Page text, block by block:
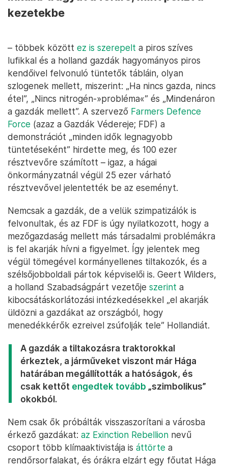
kezetekbe
– többek között ez is szerepelt a piros szíves
lufikkal és a holland gazdák hagyományos piros
kendőivel felvonuló tüntetők tábláin, olyan
szlogenek mellett, miszerint: „Ha nincs gazda, nincs
étel”, „Nincs nitrogén-»probléma«” és „Mindenáron
a gazdák mellett”. A szervező Farmers Defence
Force (azaz a Gazdák Védereje; FDF) a
demonstrációt „minden idők legnagyobb
tüntetéseként” hirdette meg, és 100 ezer
résztvevőre számított – igaz, a hágai
önkormányzatnál végül 25 ezer várható
résztvevővel jelentették be az eseményt.
Nemcsak a gazdák, de a velük szimpatizálók is
felvonultak, és az FDF is úgy nyilatkozott, hogy a
mezőgazdaság mellett más társadalmi problémákra
is fel akarják hívni a figyelmet. Így jelentek meg
végül tömegével kormányellenes tiltakozók, és a
szélsőjobboldali pártok képviselői is. Geert Wilders,
a holland Szabadságpárt vezetője szerint a
kibocsátáskorlátozási intézkedésekkel „el akarják
üldözni a gazdákat az országból, hogy
menedékkérők ezreivel zsúfolják tele” Hollandiát.
A gazdák a tiltakozásra traktorokkal
érkeztek, a járműveket viszont már Hága
határában megállították a hatóságok, és
csak kettőt engedtek tovább „szimbolikus”
okokból.
Nem csak ők próbálták visszaszorítani a városba
érkező gazdákat: az Exinction Rebellion nevű
csoport több klímaaktivistája is áttörte a
rendőrsorfalakat, és órákra elzárt egy főutat Hága